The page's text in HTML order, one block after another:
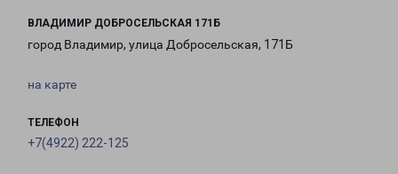
ВЛАДИМИР ДОБРОСЕЛЬСКАЯ 171Б
город Владимир, улица Добросельская, 171Б
на карте
ТЕЛЕФОН
+7(4922) 222-125